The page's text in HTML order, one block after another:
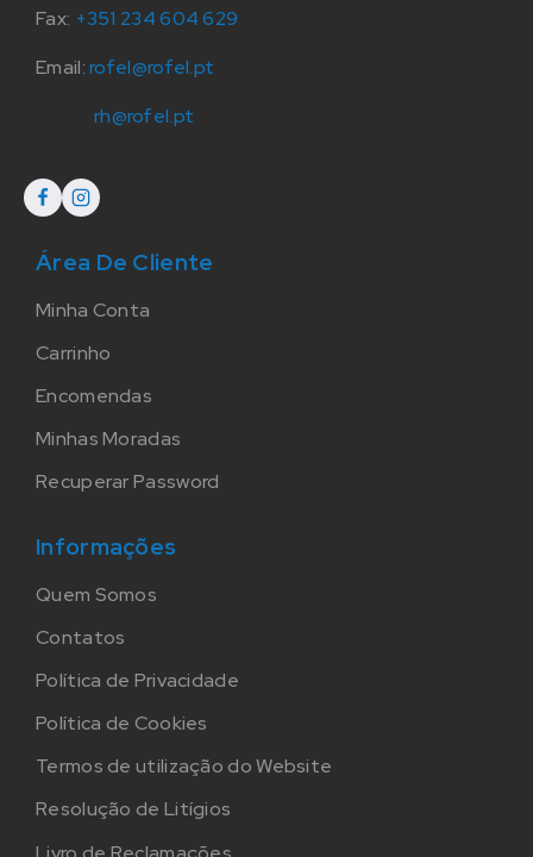
Fax: +351 234 604 629
Email:rofel@rofel.pt
rh@rofel.pt
Área De Cliente
Minha Conta
Carrinho
Encomendas
Minhas Moradas
Recuperar Password
Informações
Quem Somos
Contatos
Política de Privacidade
Política de Cookies
Termos de utilização do Website
Resolução de Litígios